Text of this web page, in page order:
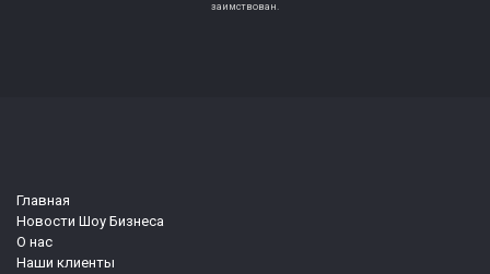
заимствован.
Главная
Новости Шоу Бизнеса
О нас
Наши клиенты